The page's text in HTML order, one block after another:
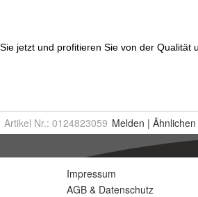
Artikel Nr.: 0124823059 Melden | Ähnlichen
Impressum
AGB & Datenschutz